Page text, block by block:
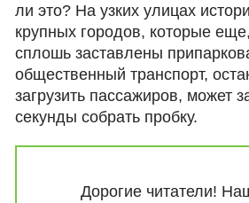
ли это? На узких улицах
крупных городов, которые
сплошь заставлены
общественный транспорт,
загрузить пассажиров, может
секунды собрать пробку.
Дорогие читатели!